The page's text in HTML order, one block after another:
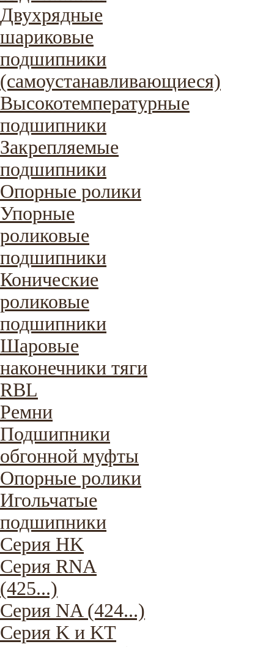
Двухрядные
шариковые
подшипники
(самоустанавливающиеся)
Высокотемпературные
подшипники
Закрепляемые
подшипники
Опорные ролики
Упорные
роликовые
подшипники
Конические
роликовые
подшипники
Шаровые
наконечники тяги
RBL
Ремни
Подшипники
обгонной муфты
Опорные ролики
Игольчатые
подшипники
Серия HK
Серия RNA
(425...)
Серия NA (424...)
Серия K и KT